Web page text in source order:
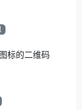
标的二维码